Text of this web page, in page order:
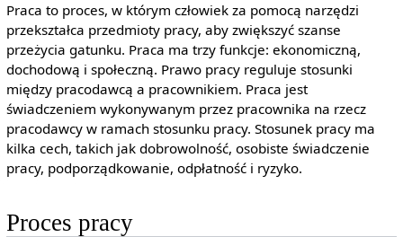
Praca to proces, w którym człowiek za pomocą narzędzi
przekształca przedmioty pracy, aby zwiększyć szanse
przeżycia gatunku. Praca ma trzy funkcje: ekonomiczną,
dochodową i społeczną. Prawo pracy reguluje stosunki
między pracodawcą a pracownikiem. Praca jest
świadczeniem wykonywanym przez pracownika na rzecz
pracodawcy w ramach stosunku pracy. Stosunek pracy ma
kilka cech, takich jak dobrowolność, osobiste świadczenie
pracy, podporządkowanie, odpłatność i ryzyko.
Proces pracy